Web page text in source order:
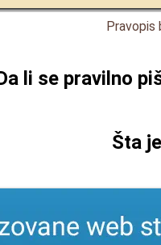
Pravopis
li se pravilno
Šta